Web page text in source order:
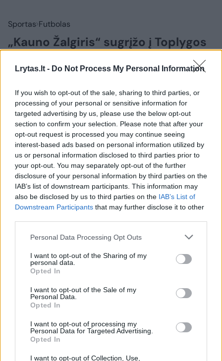
Lrytas.lt - Do Not Process My Personal Information
If you wish to opt-out of the sale, sharing to third parties, or
processing of your personal or sensitive information for
targeted advertising by us, please use the below opt-out
section to confirm your selection. Please note that after your
opt-out request is processed you may continue seeing
interest-based ads based on personal information utilized by
us or personal information disclosed to third parties prior to
your opt-out. You may separately opt-out of the further
disclosure of your personal information by third parties on the
IAB’s list of downstream participants. This information may
also be disclosed by us to third parties on the IAB’s List of
Downstream Participants that may further disclose it to other
Personal Data Processing Opt Outs
I want to opt-out of the Sharing of my
personal data.
Opted In
I want to opt-out of the Sale of my
Personal Data.
Opted In
I want to opt-out of processing my
Personal Data for Targeted Advertising.
Opted In
I want to opt-out of Collection, Use,
Sportas Futbolas
„Kauno Žalgiris“ sugrįžo į Toplygos
Lrytas.lt
Dariaus ir Girėno stadione įvyko 26-ojo
TOPLYGOS turo dvikova tarp „Kauno
Žalgirio“ ir „Hegelmann“ futbolininkų. Jau
pirmajame kėlinyje persvarą susikūrę
kauniečiai šventė pergalę rezultatu 2:0